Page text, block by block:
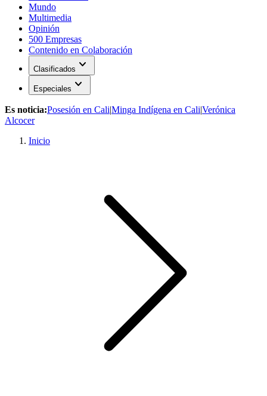
Mundo
Multimedia
Opinión
500 Empresas
Contenido en Colaboración
Clasificados expand_more
Especiales expand_more
Es noticia:Posesión en Cali|Minga Indígena en Cali|Verónica
Alcocer
Inicio